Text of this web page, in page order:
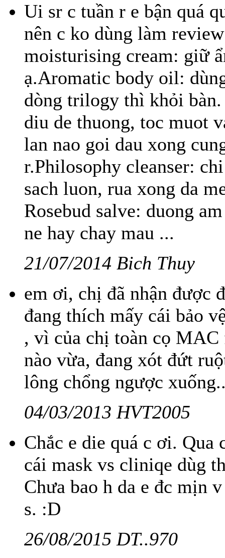
Ui sr c tuần r e bận quá
nên c ko dùng làm
moisturising cream: giữ
ạ.Aromatic body oil:
dòng trilogy thì khỏi
diu de thuong, toc muot
lan nao goi dau xong
r.Philosophy cleanser:
sach luon, rua xong da
Rosebud salve: duong
ne hay chay mau ...
21/07/2014 Bich Thuy
em ơi, chị đã nhận được
đang thích mấy cái bảo
, vì của chị toàn cọ
nào vừa, đang xót đứt
lông chổng ngược
04/03/2013 HVT2005
Chắc e die quá c ơi.
cái mask vs cliniqe dùg
Chưa bao h da e đc mịn
s. :D
26/08/2015 DT..970